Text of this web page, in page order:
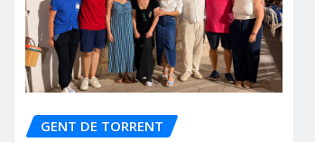
GENT DE TORRENT